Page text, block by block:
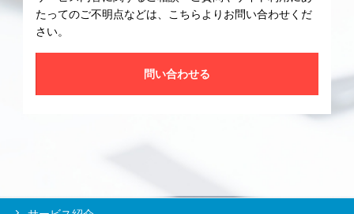
たってのご不明点などは、こちらよりお問い合わせくだ
さい。
問い合わせる